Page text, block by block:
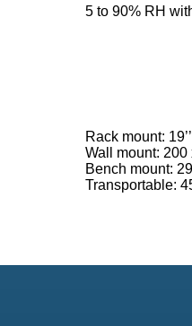
5 to 90% RH
Rack mount:
Wall mount:
Bench mount:
Transportable: